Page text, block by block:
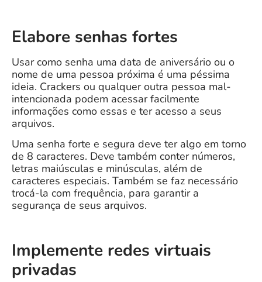
Elabore senhas fortes
Usar como senha uma data de aniversário ou o
nome de uma pessoa próxima é uma péssima
ideia. Crackers ou qualquer outra pessoa mal-
intencionada podem acessar facilmente
informações como essas e ter acesso a seus
arquivos.
Uma senha forte e segura deve ter algo em torno
de 8 caracteres. Deve também conter números,
letras maiúsculas e minúsculas, além de
caracteres especiais. Também se faz necessário
trocá-la com frequência, para garantir a
segurança de seus arquivos.
Implemente redes virtuais
privadas